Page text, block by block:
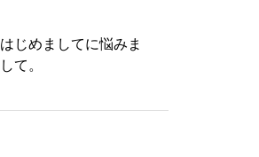
はじめましてに悩みま
して。